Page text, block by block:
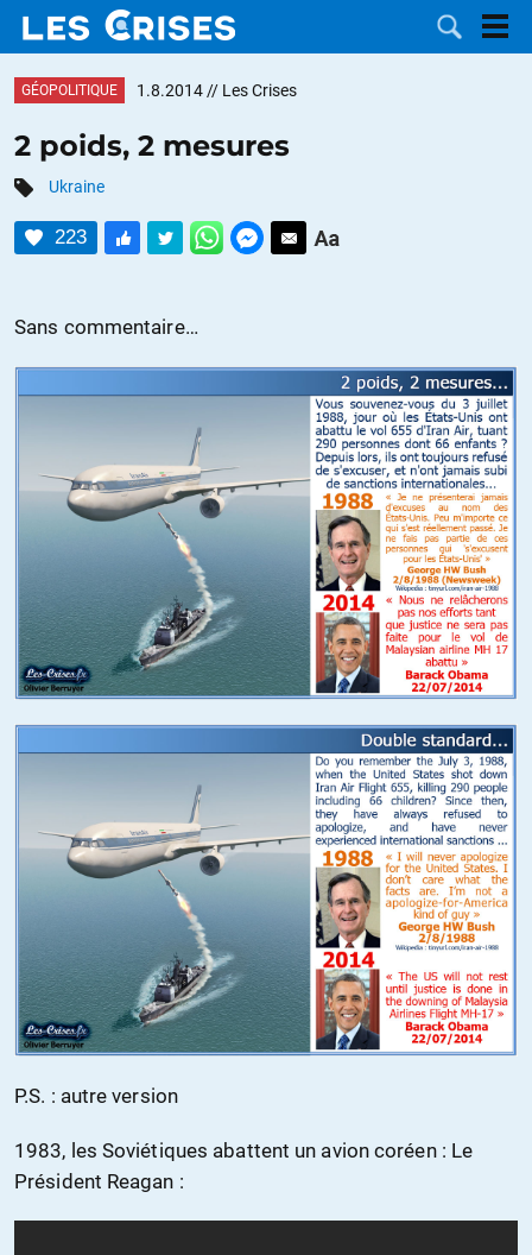
LES
MOTS CLÉS
GÉOPOLITIQUE 1.8.2014 // Les Crises
2 poids, 2 mesures
Ukraine
223
Sans commentaire…
P.S. : autre version
1983, les Soviétiques abattent un avion coréen : Le
Président Reagan :